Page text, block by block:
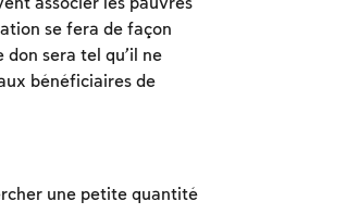
associer les pauvres
se fera de façon
sera tel qu’il ne
bénéficiaires de
une petite quantité